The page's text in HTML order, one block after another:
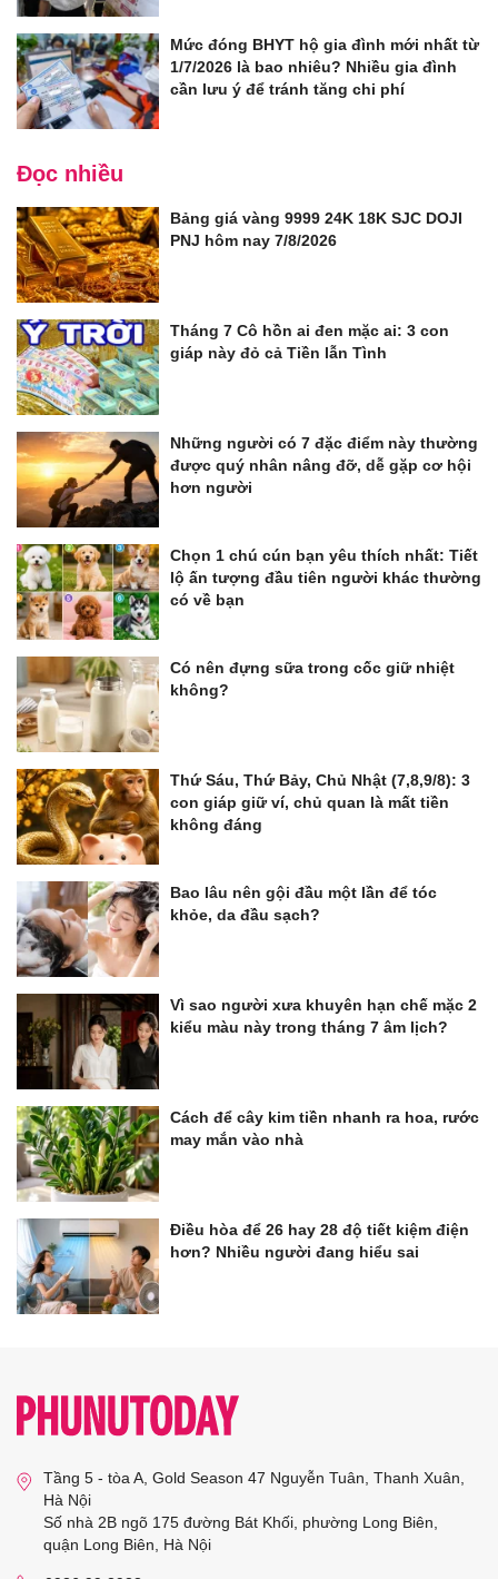
Mức đóng BHYT hộ gia đình mới nhất từ
1/7/2026 là bao nhiêu? Nhiều gia đình
cần lưu ý để tránh tăng chi phí
Đọc nhiều
Bảng giá vàng 9999 24K 18K SJC DOJI
PNJ hôm nay 7/8/2026
Tháng 7 Cô hồn ai đen mặc ai: 3 con
giáp này đỏ cả Tiền lẫn Tình
Những người có 7 đặc điểm này thường
được quý nhân nâng đỡ, dễ gặp cơ hội
hơn người
Chọn 1 chú cún bạn yêu thích nhất: Tiết
lộ ấn tượng đầu tiên người khác thường
có về bạn
Có nên đựng sữa trong cốc giữ nhiệt
không?
Thứ Sáu, Thứ Bảy, Chủ Nhật (7,8,9/8): 3
con giáp giữ ví, chủ quan là mất tiền
không đáng
Bao lâu nên gội đầu một lần để tóc
khỏe, da đầu sạch?
Vì sao người xưa khuyên hạn chế mặc 2
kiểu màu này trong tháng 7 âm lịch?
Cách để cây kim tiền nhanh ra hoa, rước
may mắn vào nhà
Điều hòa để 26 hay 28 độ tiết kiệm điện
hơn? Nhiều người đang hiểu sai
Tầng 5 - tòa A, Gold Season 47 Nguyễn Tuân, Thanh Xuân,
Hà Nội
Số nhà 2B ngõ 175 đường Bát Khối, phường Long Biên,
quận Long Biên, Hà Nội